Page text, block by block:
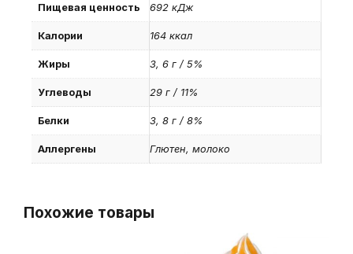
Пищевая ценность 692 кДж
Калории 164 ккал
Жиры 3, 6 г / 5%
Углеводы 29 г / 11%
Белки 3, 8 г / 8%
Аллергены Глютен, молоко
Похожие товары